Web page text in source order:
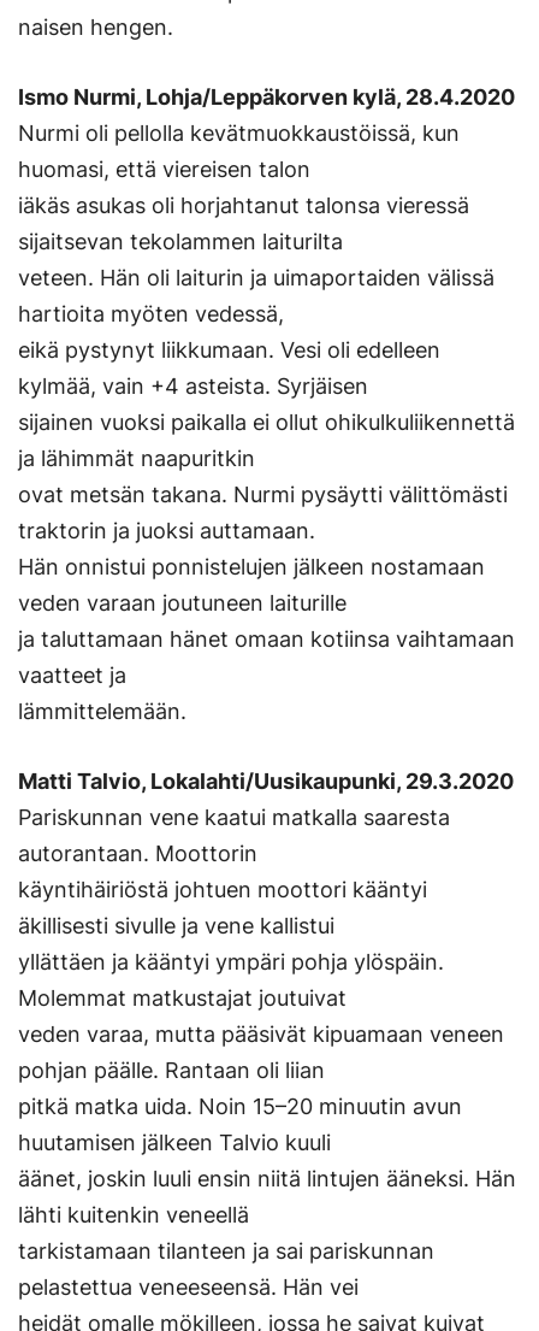
naisen hengen.
Ismo Nurmi, Lohja/Leppäkorven kylä, 28.4.2020
Nurmi oli pellolla kevätmuokkaustöissä, kun
huomasi, että viereisen talon
iäkäs asukas oli horjahtanut talonsa vieressä
sijaitsevan tekolammen laiturilta
veteen. Hän oli laiturin ja uimaportaiden välissä
hartioita myöten vedessä,
eikä pystynyt liikkumaan. Vesi oli edelleen
kylmää, vain +4 asteista. Syrjäisen
sijainen vuoksi paikalla ei ollut ohikulkuliikennettä
ja lähimmät naapuritkin
ovat metsän takana. Nurmi pysäytti välittömästi
traktorin ja juoksi auttamaan.
Hän onnistui ponnistelujen jälkeen nostamaan
veden varaan joutuneen laiturille
ja taluttamaan hänet omaan kotiinsa vaihtamaan
vaatteet ja
lämmittelemään.
Matti Talvio, Lokalahti/Uusikaupunki, 29.3.2020
Pariskunnan vene kaatui matkalla saaresta
autorantaan. Moottorin
käyntihäiriöstä johtuen moottori kääntyi
äkillisesti sivulle ja vene kallistui
yllättäen ja kääntyi ympäri pohja ylöspäin.
Molemmat matkustajat joutuivat
veden varaa, mutta pääsivät kipuamaan veneen
pohjan päälle. Rantaan oli liian
pitkä matka uida. Noin 15–20 minuutin avun
huutamisen jälkeen Talvio kuuli
äänet, joskin luuli ensin niitä lintujen ääneksi. Hän
lähti kuitenkin veneellä
tarkistamaan tilanteen ja sai pariskunnan
pelastettua veneeseensä. Hän vei
heidät omalle mökilleen, jossa he saivat kuivat